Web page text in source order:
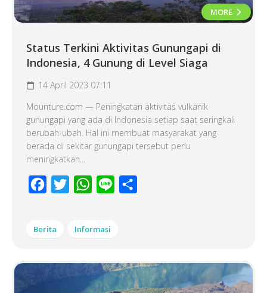
MORE
Status Terkini Aktivitas Gunungapi di
Indonesia, 4 Gunung di Level Siaga
14 April 2023 07:11
Mounture.com — Peningkatan aktivitas vulkanik
gunungapi yang ada di Indonesia setiap saat seringkali
berubah-ubah. Hal ini membuat masyarakat yang
berada di sekitar gunungapi tersebut perlu
meningkatkan...
Facebook
Twitter WhatsApp
Line
Berita Informasi